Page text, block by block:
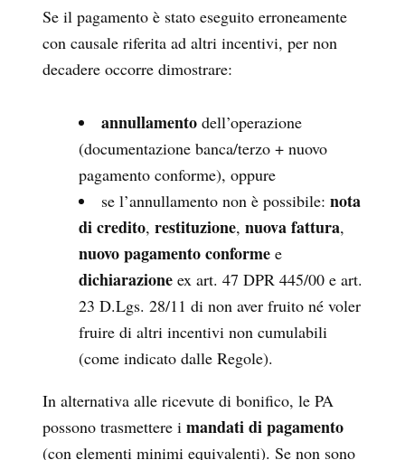
Se il pagamento è stato eseguito erroneamente
con causale riferita ad altri incentivi, per non
decadere occorre dimostrare:
annullamento dell’operazione
(documentazione banca/terzo + nuovo
pagamento conforme), oppure
se l’annullamento non è possibile: nota
di credito, restituzione, nuova fattura,
nuovo pagamento conforme e
dichiarazione ex art. 47 DPR 445/00 e art.
23 D.Lgs. 28/11 di non aver fruito né voler
fruire di altri incentivi non cumulabili
(come indicato dalle Regole).
In alternativa alle ricevute di bonifico, le PA
possono trasmettere i mandati di pagamento
(con elementi minimi equivalenti). Se non sono